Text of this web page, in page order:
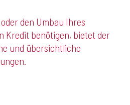
den Umbau Ihres
Kredit benötigen, bietet der
und übersichtliche